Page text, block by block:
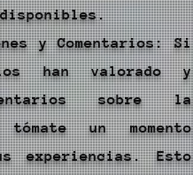
y Comentarios: Si
han valorado y
sobre la
un momento
experiencias. Esto